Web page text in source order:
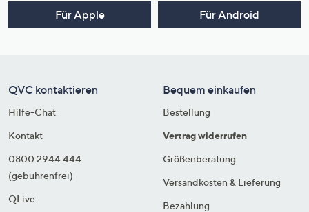
Für Apple Für Android
QVC kontaktieren
Hilfe-Chat
Kontakt
0800 2944 444
(gebührenfrei)
QLive
Bequem einkaufen
Bestellung
Vertrag widerrufen
Größenberatung
Versandkosten & Lieferung
Bezahlung